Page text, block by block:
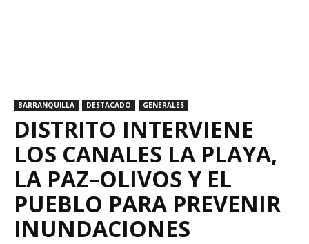
BARRANQUILLA DESTACADO GENERALES
DISTRITO INTERVIENE
LOS CANALES LA PLAYA,
LA PAZ–OLIVOS Y EL
PUEBLO PARA PREVENIR
INUNDACIONES